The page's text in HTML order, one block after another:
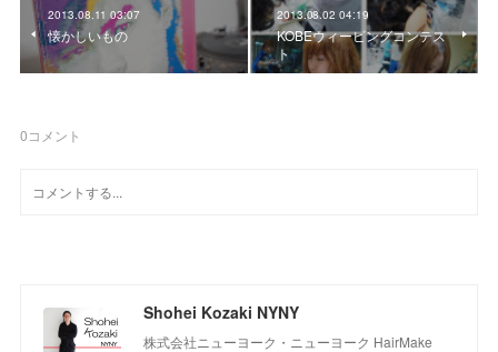
2013.08.11 03:07
懐かしいもの
2013.08.02 04:19
KOBEウィービングコンテス
ト
0コメント
Shohei Kozaki NYNY
株式会社ニューヨーク・ニューヨーク HairMake